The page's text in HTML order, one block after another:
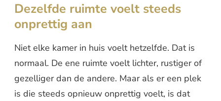
Dezelfde ruimte voelt steeds
onprettig aan
Niet elke kamer in huis voelt hetzelfde. Dat is
normaal. De ene ruimte voelt lichter, rustiger of
gezelliger dan de andere. Maar als er een plek
is die steeds opnieuw onprettig voelt, is dat